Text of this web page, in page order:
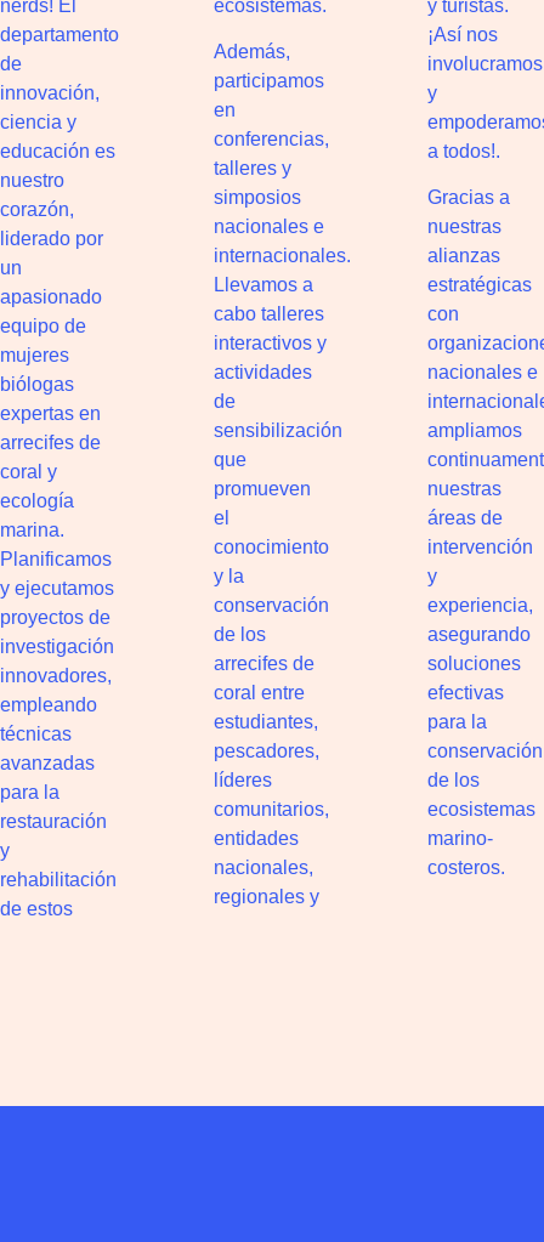
nerds! El
departamento
de
innovación,
ciencia y
educación es
nuestro
corazón,
liderado por
un
apasionado
equipo de
mujeres
biólogas
expertas en
arrecifes de
coral y
ecología
marina.
Planificamos
y ejecutamos
proyectos de
investigación
innovadores,
empleando
técnicas
avanzadas
para la
restauración
y
rehabilitación
de estos
ecosistemas.
Además,
participamos
en
conferencias,
talleres y
simposios
nacionales e
internacionales.
Llevamos a
cabo talleres
interactivos y
actividades
de
sensibilización
que
promueven
el
conocimiento
y la
conservación
de los
arrecifes de
coral entre
estudiantes,
pescadores,
líderes
comunitarios,
entidades
nacionales,
regionales y
y turistas.
¡Así nos
involucramos
y
a todos!.
Gracias a
nuestras
alianzas
estratégicas
con
nacionales e
ampliamos
nuestras
áreas de
intervención
y
experiencia,
asegurando
soluciones
efectivas
para la
conservación
de los
ecosistemas
marino-
costeros.